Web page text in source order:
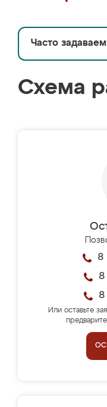
Часто
Схема
8
8
8
Или оставьте